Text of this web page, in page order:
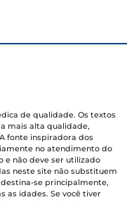
de qualidade. Os textos
mais alta qualidade,
fonte inspiradora dos
no atendimento do
e não deve ser utilizado
neste site não substituem
se principalmente,
as idades. Se você tiver